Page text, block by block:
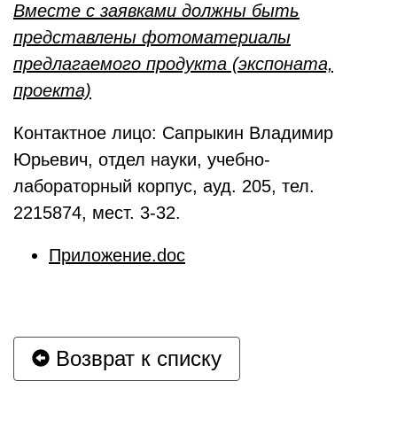
Вместе с заявками должны быть
представлены фотоматериалы
предлагаемого продукта (экспоната,
проекта)
Контактное лицо: Сапрыкин Владимир
Юрьевич, отдел науки, учебно-
лабораторный корпус, ауд. 205, тел.
2215874, мест. 3-32.
Приложение.doc
Возврат к списку